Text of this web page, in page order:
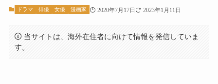
ドラマ 俳優 女優 漫画家 2020年7月17日 2023年1月11日
当サイトは、海外在住者に向けて情報を発信していま
す。